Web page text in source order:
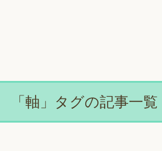
「軸」タグの記事一覧